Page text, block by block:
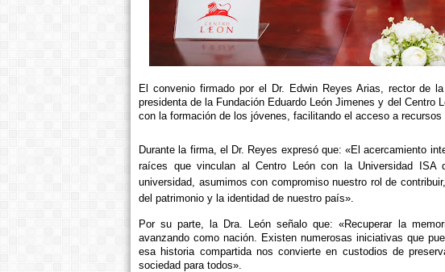
El convenio firmado por el Dr. Edwin Reyes Arias, rector de
presidenta de la Fundación Eduardo León Jimenes y del Centro
con la formación de los jóvenes, facilitando el acceso a
Durante la firma, el Dr. Reyes expresó que: «El acercamiento
raíces que vinculan al Centro León con la Universidad
universidad, asumimos con compromiso nuestro rol de
del patrimonio y la identidad de nuestro país».
Por su parte, la Dra. León señalo que: «Recuperar la
avanzando como nación. Existen numerosas iniciativas que
esa historia compartida nos convierte en custodios de
sociedad para todos».